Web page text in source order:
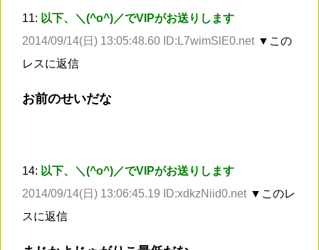
11: 以下、＼(^o^)／でVIPがお送りします
2014/09/14(日) 13:05:48.60 ID:L7wimSlE0.net ▼この
レスに返信
お前のせいだな
14: 以下、＼(^o^)／でVIPがお送りします
2014/09/14(日) 13:06:45.19 ID:xdkzNiid0.net ▼このレ
スに返信